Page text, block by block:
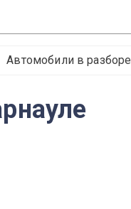
Автомобили в разборе